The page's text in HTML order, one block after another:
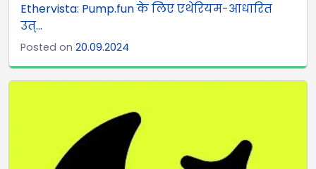
Ethervista: Pump.fun के लिए एथेरियम-आधारित
उत्...
Posted on 20.09.2024